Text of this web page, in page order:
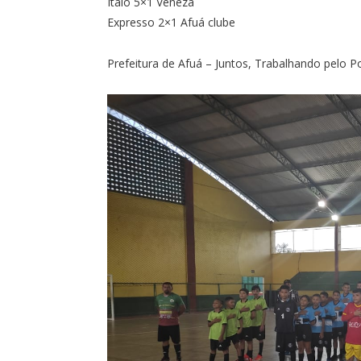
Expresso 2×1 Afuá clube
Prefeitura de Afuá – Juntos, Trabalhando pelo